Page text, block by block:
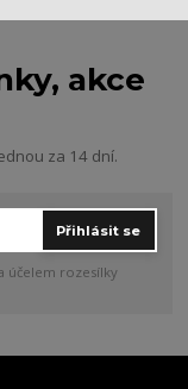
akce
za 14 dní.
Přihlásit se
účelem rozesílky